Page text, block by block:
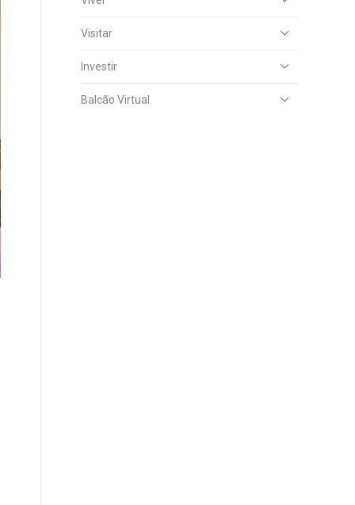
Visitar
Investir
Balcão Virtual